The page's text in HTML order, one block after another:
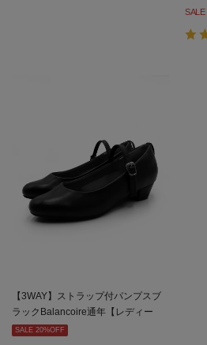
SALE
【3WAY】ストラップ付パンプスブ
ラックBalancoire通年【レディー
ス】
SALE 20%OFF